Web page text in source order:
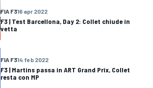
FIA F316 apr 2022
F3 | Test Barcellona, Day 2: Collet chiude in
vetta
FIA F314 feb 2022
F3 | Martins passa in ART Grand Prix, Collet
resta con MP